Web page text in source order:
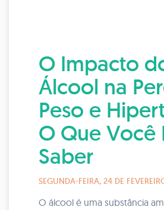
O Impacto
Álcool na
Peso e
O Que Você
Saber
SEGUNDA-FEIRA, 24 DE
O álcool é uma substância